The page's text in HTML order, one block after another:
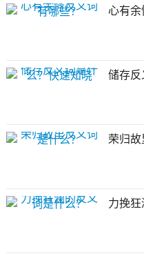
心有余
储存反
荣归故
力挽狂